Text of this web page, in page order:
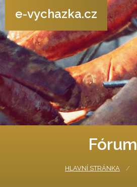
e-vychazka.cz
Fórum
HLAVNÍ STRÁNKA